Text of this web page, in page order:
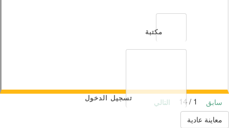
مكتبة
تسجيل الدخول سابق
التالي
معاينة عادية